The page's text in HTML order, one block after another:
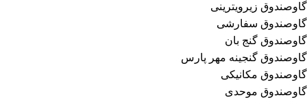
گاوصندوق زیرویترینی
گاوصندوق سفارشی
گاوصندوق گنج بان
گاوصندوق گنجینه مهر پارس
گاوصندوق مکانیکی
گاوصندوق موحدی